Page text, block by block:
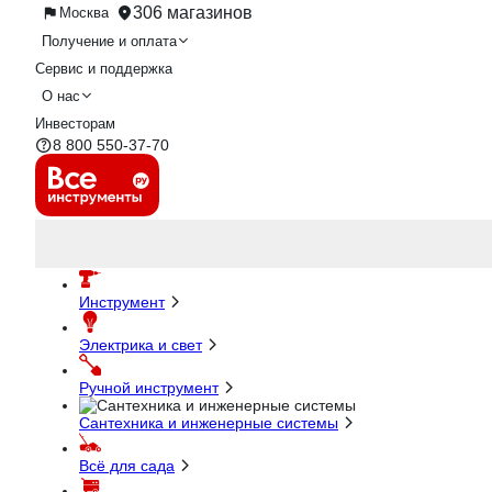
Москва 306 магазинов
Получение и оплата
Сервис и поддержка
О нас
Инвесторам
8 800 550-37-70
Инструмент
Электрика и свет
Ручной инструмент
Сантехника и инженерные системы
Всё для сада